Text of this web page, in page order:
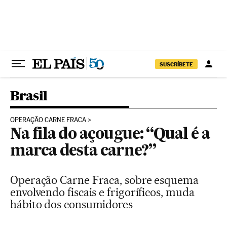
SUSCRÍBETE
Brasil
OPERAÇÃO CARNE FRACA
Na fila do açougue: “Qual é a
marca desta carne?”
Operação Carne Fraca, sobre esquema
envolvendo fiscais e frigoríficos, muda
hábito dos consumidores